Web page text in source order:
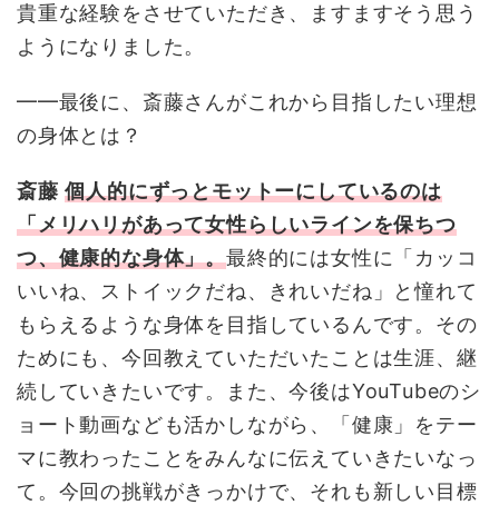
貴重な経験をさせていただき、ますますそう思う
ようになりました。
━━最後に、斎藤さんがこれから目指したい理想
の身体とは？
斎藤 個人的にずっとモットーにしているのは
「メリハリがあって女性らしいラインを保ちつ
つ、健康的な身体」。最終的には女性に「カッコ
いいね、ストイックだね、きれいだね」と憧れて
もらえるような身体を目指しているんです。その
ためにも、今回教えていただいたことは生涯、継
続していきたいです。また、今後はYouTubeのシ
ョート動画なども活かしながら、「健康」をテー
マに教わったことをみんなに伝えていきたいなっ
て。今回の挑戦がきっかけで、それも新しい目標